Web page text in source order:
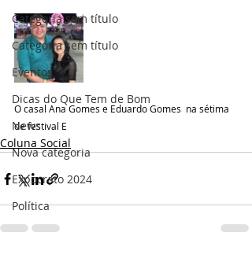
Categoria sem título
Categoria sem título
Eventos
Dicas do Que Tem de Bom
News
Nova categoria
Expocrato 2024
Política
O casal Ana Gomes e Eduardo Gomes  na sétima
de festival E
Coluna Social